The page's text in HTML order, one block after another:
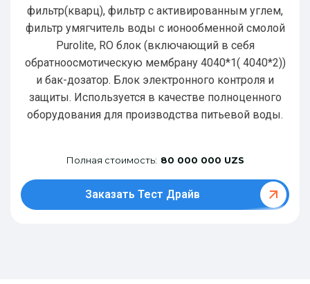
фильтр(кварц), фильтр с активированным углем,
фильтр умягчитель воды с ионообменной смолой
Purolite, RO блок (включающий в себя
обратноосмотическую мембрану 4040*1( 4040*2))
и бак-дозатор. Блок электронного контроля и
защиты. Используется в качестве полноценного
оборудования для производства питьевой воды.
Полная стоимость: 80 000 000 UZS
Заказать Тест Драйв